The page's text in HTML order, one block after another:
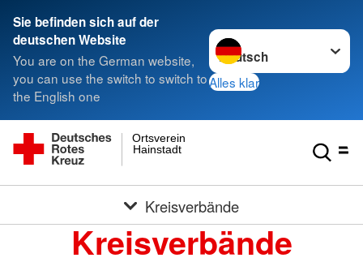
Sie befinden sich auf der
deutschen Website
You are on the German website,
you can use the switch to switch to
the English one
Sprache wechseln zu
Alles klar
Hainstadt
Ortsverein
Kreisverbände
Kreisverbände